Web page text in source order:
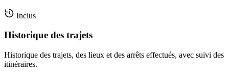
Inclus
Historique des trajets
Historique des trajets, des lieux et des arrêts effectués, avec suivi des
itinéraires.